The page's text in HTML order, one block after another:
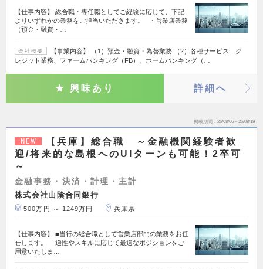
【仕事内容】 総合職・専任職としてご経験に応じて、下記
よりいずれかの業務をご担当いただきます。 ・営業店業務
（預金・融資・…
会社概要
【事業内容】 （1）預金・融資・為替業務 （2）各種サービス…ク
レジット業務、ファームバンキング（FB）、ホームバンキング（…
興味あり 詳細へ
掲載期間 26/08/06～26/08/19
NEW
【兵庫】総合職 ～金融機関経験者歓
迎/将来的な島根へのUIターンも可能！2卒可
～
金融事務・決済・計理・主計
株式会社山陰合同銀行
500万円 ～ 1249万円 兵庫県
【仕事内容】 ■当行の総合職として営業店部門の業務をお任
せします。 適性やスキルに応じて最適なポジションをご
用意いたしま…